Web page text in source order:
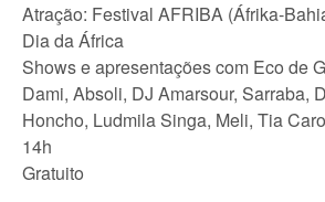
Atração: Festival AFRIBA (Áfrika-
Dia da África
Shows e apresentações com Eco de
Dami, Absoli, DJ Amarsour, Sarraba,
Honcho, Ludmila Singa, Meli, Tia
14h
Gratuito